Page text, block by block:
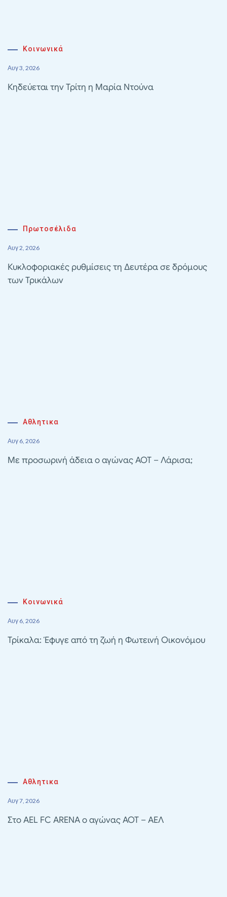
Κοινωνικά
Αυγ 3, 2026
Κηδεύεται την Τρίτη η Μαρία Ντούνα
Πρωτοσέλιδα
Αυγ 2, 2026
Κυκλοφοριακές ρυθμίσεις τη Δευτέρα σε δρόμους
των Τρικάλων
Αθλητικα
Αυγ 6, 2026
Με προσωρινή άδεια ο αγώνας ΑΟΤ – Λάρισα;
Κοινωνικά
Αυγ 6, 2026
Τρίκαλα: Έφυγε από τη ζωή η Φωτεινή Οικονόμου
Αθλητικα
Αυγ 7, 2026
Στο AEL FC ARENA ο αγώνας ΑΟΤ – ΑΕΛ